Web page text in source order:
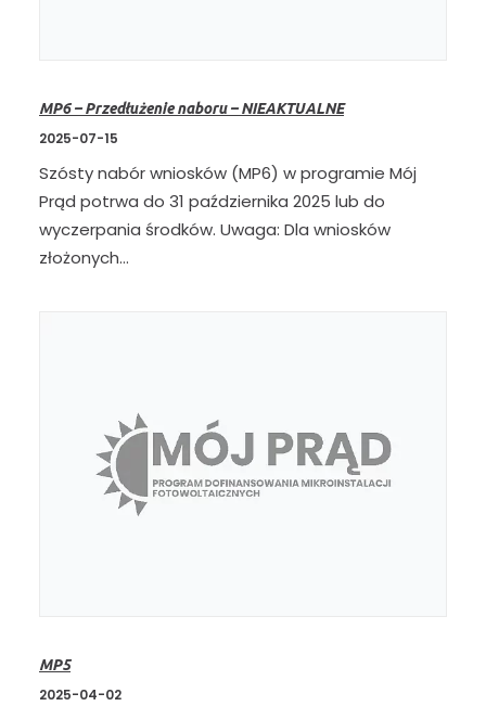
MP6 – Przedłużenie naboru – NIEAKTUALNE
2025-07-15
Szósty nabór wniosków (MP6) w programie Mój
Prąd potrwa do 31 października 2025 lub do
wyczerpania środków. Uwaga: Dla wniosków
złożonych…
MP5
2025-04-02